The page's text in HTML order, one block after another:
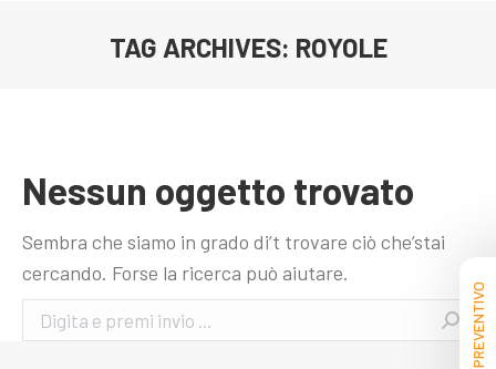
TAG ARCHIVES: ROYOLE
Nessun oggetto trovato
Sembra che siamo in grado di’t trovare ciò che’stai
cercando. Forse la ricerca può aiutare.
Search: